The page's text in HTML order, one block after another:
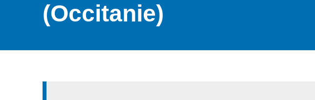
(Occitanie)